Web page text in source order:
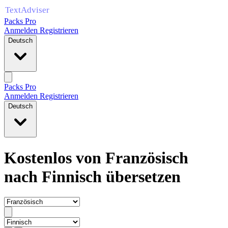
Packs Pro
Anmelden Registrieren
Deutsch
Packs Pro
Anmelden Registrieren
Deutsch
Kostenlos von Französisch
nach Finnisch übersetzen